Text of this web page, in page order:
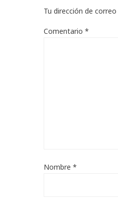
Tu dirección de
Comentario *
Nombre *